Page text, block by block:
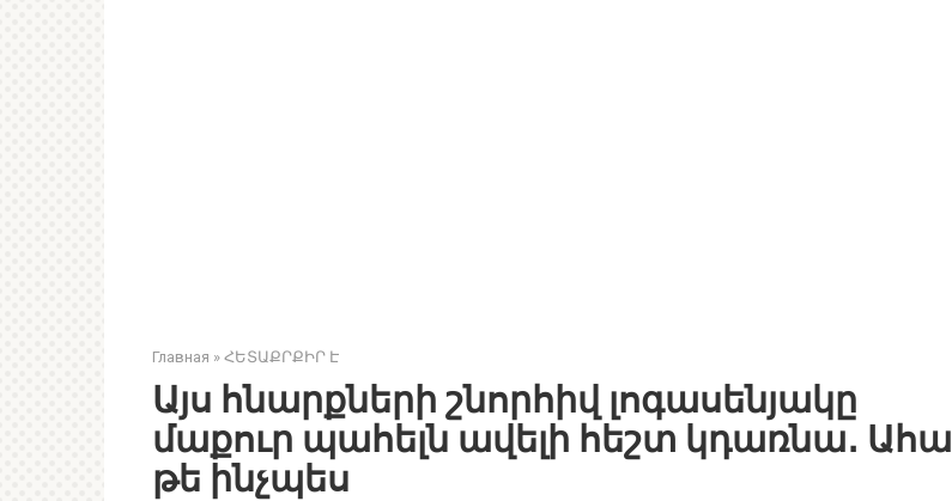
Главная » ՀԵՏԱՔՐՔԻՐ Է
Այս հնարքների շնորհիվ լոգասենյակը
մաքուր պահելն ավելի հեշտ կդառնա․ Ահա
թե ինչպես